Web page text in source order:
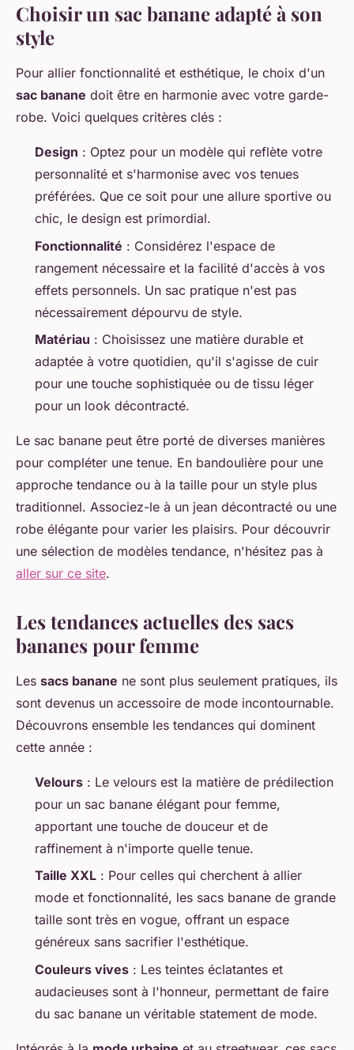
Choisir un sac banane adapté à son
style
Pour allier fonctionnalité et esthétique, le choix d'un
sac banane doit être en harmonie avec votre garde-
robe. Voici quelques critères clés :
Design : Optez pour un modèle qui reflète votre
personnalité et s'harmonise avec vos tenues
préférées. Que ce soit pour une allure sportive ou
chic, le design est primordial.
Fonctionnalité : Considérez l'espace de
rangement nécessaire et la facilité d'accès à vos
effets personnels. Un sac pratique n'est pas
nécessairement dépourvu de style.
Matériau : Choisissez une matière durable et
adaptée à votre quotidien, qu'il s'agisse de cuir
pour une touche sophistiquée ou de tissu léger
pour un look décontracté.
Le sac banane peut être porté de diverses manières
pour compléter une tenue. En bandoulière pour une
approche tendance ou à la taille pour un style plus
traditionnel. Associez-le à un jean décontracté ou une
robe élégante pour varier les plaisirs. Pour découvrir
une sélection de modèles tendance, n'hésitez pas à
aller sur ce site.
Les tendances actuelles des sacs
bananes pour femme
Les sacs banane ne sont plus seulement pratiques, ils
sont devenus un accessoire de mode incontournable.
Découvrons ensemble les tendances qui dominent
cette année :
Velours : Le velours est la matière de prédilection
pour un sac banane élégant pour femme,
apportant une touche de douceur et de
raffinement à n'importe quelle tenue.
Taille XXL : Pour celles qui cherchent à allier
mode et fonctionnalité, les sacs banane de grande
taille sont très en vogue, offrant un espace
généreux sans sacrifier l'esthétique.
Couleurs vives : Les teintes éclatantes et
audacieuses sont à l'honneur, permettant de faire
du sac banane un véritable statement de mode.